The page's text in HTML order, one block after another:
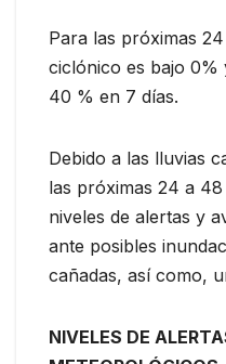
Para las próximas
ciclónico es bajo 0%
40 % en 7 días.
Debido a las lluvias
las próximas 24 a
niveles de alertas y
ante posibles
cañadas, así como,
NIVELES DE